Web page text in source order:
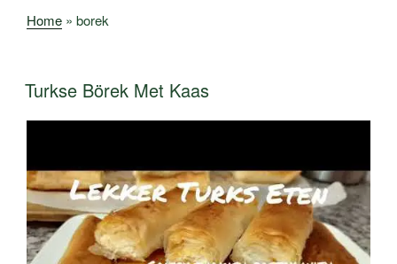
Home » borek
Turkse Börek Met Kaas